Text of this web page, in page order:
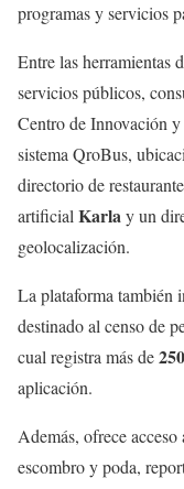
programas y servicios
Entre las herramientas
servicios públicos,
Centro de Innovación
sistema QroBus,
directorio de
artificialKarlay un
geolocalización.
La plataforma también
destinado al censo de
cual registra más de
aplicación.
Además, ofrece
escombro y poda,